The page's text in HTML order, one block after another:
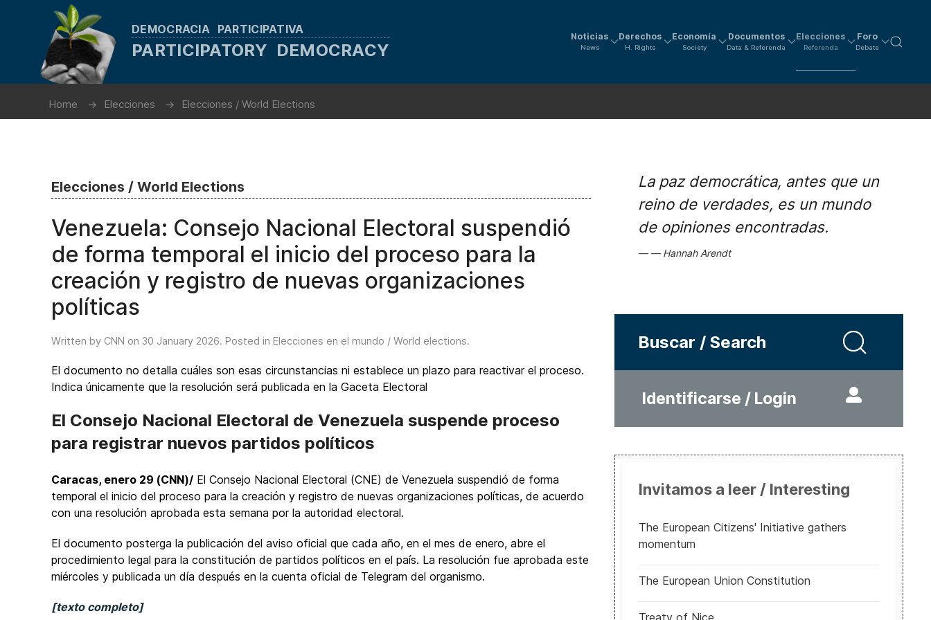
DEMOCRACIA PARTICIPATIVA
PARTICIPATORY DEMOCRACY
Noticias
News
Derechos
H. Rights
Economía
Society
Documentos
Data & Referenda
Elecciones
Referenda
Foro
Debate
Home Elecciones Elecciones / World Elections
Elecciones / World Elections
Venezuela: Consejo Nacional Electoral suspendió
de forma temporal el inicio del proceso para la
creación y registro de nuevas organizaciones
políticas
Written by CNN on 30 January 2026. Posted in Elecciones en el mundo / World elections.
El documento no detalla cuáles son esas circunstancias ni establece un plazo para reactivar el proceso.
Indica únicamente que la resolución será publicada en la Gaceta Electoral
El Consejo Nacional Electoral de Venezuela suspende proceso
para registrar nuevos partidos políticos
Caracas, enero 29 (CNN)/ El Consejo Nacional Electoral (CNE) de Venezuela suspendió de forma
temporal el inicio del proceso para la creación y registro de nuevas organizaciones políticas, de acuerdo
con una resolución aprobada esta semana por la autoridad electoral.
El documento posterga la publicación del aviso oficial que cada año, en el mes de enero, abre el
procedimiento legal para la constitución de partidos políticos en el país. La resolución fue aprobada este
miércoles y publicada un día después en la cuenta oficial de Telegram del organismo.
[texto completo]
La paz democrática, antes que un
reino de verdades, es un mundo
de opiniones encontradas.
Hannah Arendt
Buscar / Search
Identificarse / Login
Invitamos a leer / Interesting
The European Citizens' Initiative gathers
momentum
The European Union Constitution
Treaty of Nice